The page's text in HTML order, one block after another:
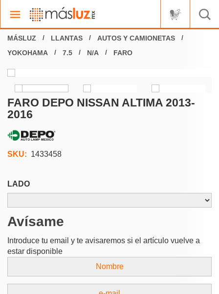
LLANTAS
AUTOS Y CAMIONETAS
YOKOHAMA
7.5 N/A FARO
FARO DEPO NISSAN ALTIMA 2013-
2016
SKU: 1433458
LADO
Avísame
Introduce tu email y te avisaremos si el artículo vuelve a
estar disponible